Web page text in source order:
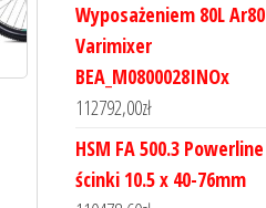
Wyposażeniem 80L Ar80
Varimixer
BEA_M0800028INOx
112792,00zł
HSM FA 500.3 Powerline
ścinki 10.5 x 40-76mm